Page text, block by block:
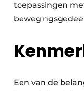
toepassingen
Een van de